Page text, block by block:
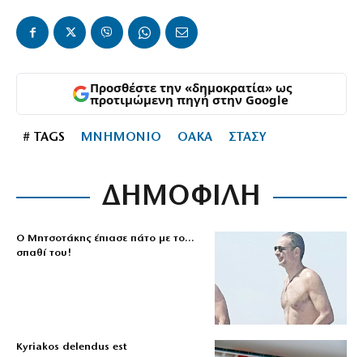
Προσθέστε την «δημοκρατία» ως
προτιμώμενη πηγή στην Google
# TAGS ΜΝΗΜΟΝΙΟ ΟΑΚΑ ΣΤΑΣΥ
ΔΗΜΟΦΙΛΗ
Ο Μητσοτάκης έπιασε πάτο με το…
σπαθί του!
Kyriakos delendus est